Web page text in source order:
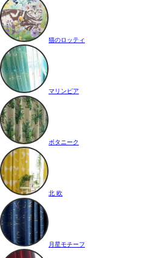
猫のロッティ
マリンピア
ボタニーク
北 欧
月星モチーフ